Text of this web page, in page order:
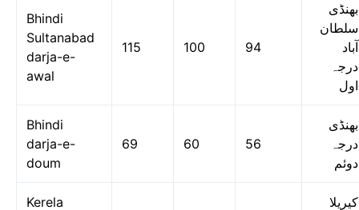
Bhindi
Sultanabad
darja-e-
awal
115 100 94
بھنڈی
سلطان
آباد
درجہ
اول
Bhindi
darja-e-
doum
69 60 56
بھنڈی
درجہ
دوئم
Kerela
کیریلا